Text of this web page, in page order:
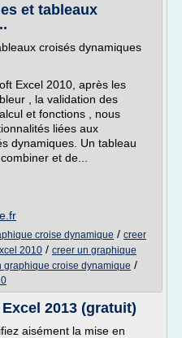
et tableaux
croisés dynamiques
Excel 2010, après les
, la validation des
et fonctions , nous
liées aux
dynamiques. Un tableau
et de...
croise dynamique / creer
2010 / creer un graphique
graphique croise dynamique /
2013 (gratuit)
aisément la mise en